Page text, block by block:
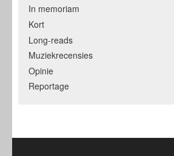
In memoriam
Kort
Long-reads
Muziekrecensies
Opinie
Reportage